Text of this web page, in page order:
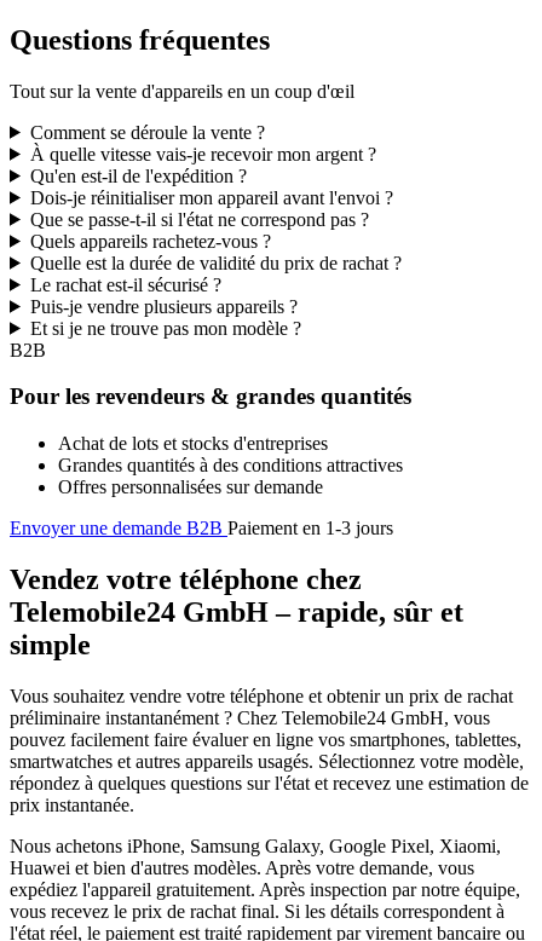
Questions fréquentes
Tout sur la vente d'appareils en un coup d'œil
Comment se déroule la vente ?
À quelle vitesse vais-je recevoir mon argent ?
Qu'en est-il de l'expédition ?
Dois-je réinitialiser mon appareil avant l'envoi ?
Que se passe-t-il si l'état ne correspond pas ?
Quels appareils rachetez-vous ?
Quelle est la durée de validité du prix de rachat ?
Le rachat est-il sécurisé ?
Puis-je vendre plusieurs appareils ?
Et si je ne trouve pas mon modèle ?
B2B
Pour les revendeurs & grandes quantités
Achat de lots et stocks d'entreprises
Grandes quantités à des conditions attractives
Offres personnalisées sur demande
Envoyer une demande B2B Paiement en 1-3 jours
Vendez votre téléphone chez
Telemobile24 GmbH – rapide, sûr et
simple
Vous souhaitez vendre votre téléphone et obtenir un prix de rachat
préliminaire instantanément ? Chez Telemobile24 GmbH, vous
pouvez facilement faire évaluer en ligne vos smartphones, tablettes,
smartwatches et autres appareils usagés. Sélectionnez votre modèle,
répondez à quelques questions sur l'état et recevez une estimation de
prix instantanée.
Nous achetons iPhone, Samsung Galaxy, Google Pixel, Xiaomi,
Huawei et bien d'autres modèles. Après votre demande, vous
expédiez l'appareil gratuitement. Après inspection par notre équipe,
vous recevez le prix de rachat final. Si les détails correspondent à
l'état réel, le paiement est traité rapidement par virement bancaire ou